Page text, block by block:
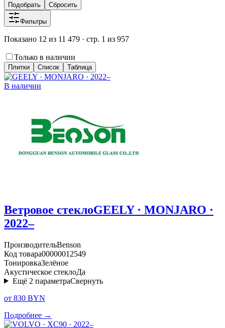
Подобрать Сбросить
Фильтры
Показано 12 из 11 479 · стр. 1 из 957
Только в наличии
Плитки Список Таблица
В наличии
Ветровое стеклоGEELY · MONJARO ·
2022–
ПроизводительBenson
Код товара00000012549
ТонировкаЗелёное
Акустическое стеклоДа
Ещё 2 параметраСвернуть
от 830 BYN
Подробнее →